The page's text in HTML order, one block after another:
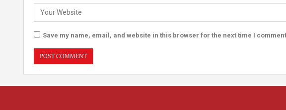
Save my name, email, and website in this browser for the next time I